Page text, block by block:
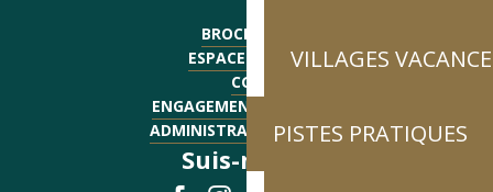
VILLAGES
PISTES PRATIQUES
BROCHURES
ESPACE PRESSE
CGV
ENGAGEMENTS QUALITÉ
ADMINISTRATIF - EMPLOI
Suis-nous !